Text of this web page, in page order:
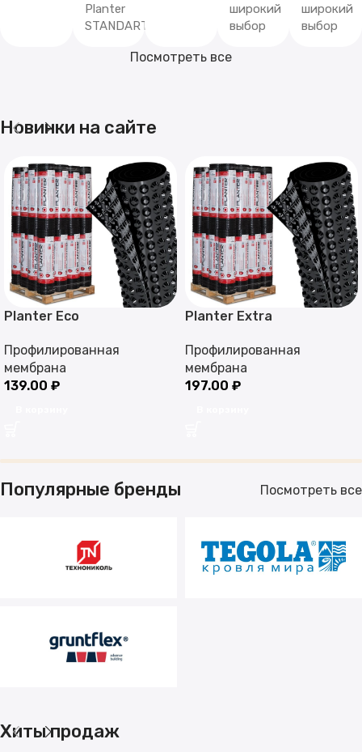
Planter
STANDART
широкий
выбор
широкий
выбор
Посмотреть все
Новинки на сайте
Planter Eco
Профилированная
мембрана
139.00 ₽
Planter Extra
Профилированная
мембрана
197.00 ₽
Популярные бренды Посмотреть все
Хиты продаж